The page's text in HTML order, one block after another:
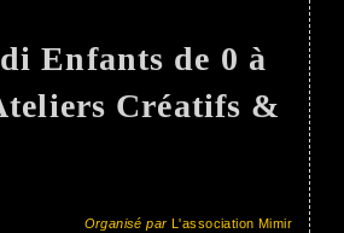
Enfants de 0 à
Créatifs &
Organisé parL'association Mimir